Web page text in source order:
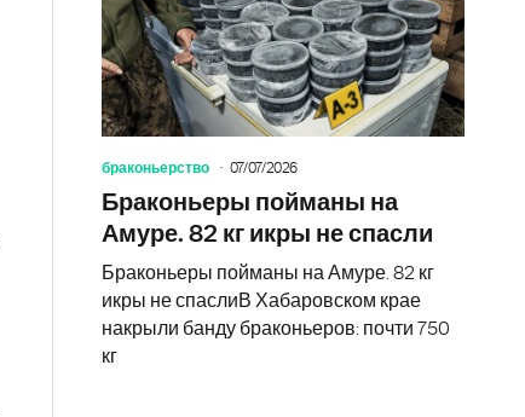
браконьерство 07/07/2026
Браконьеры пойманы на
Амуре. 82 кг икры не спасли
Браконьеры пойманы на Амуре. 82 кг
икры не спаслиВ Хабаровском крае
накрыли банду браконьеров: почти 750
кг